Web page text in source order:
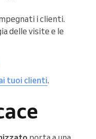
i clienti.
delle visite e le
tuoi clienti.